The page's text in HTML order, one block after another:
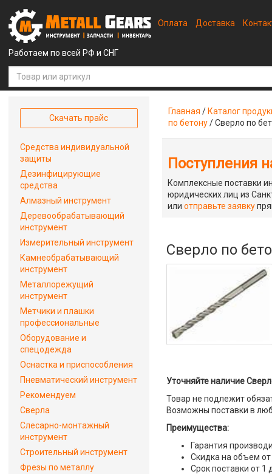
Работаем по всей РФ и СНГ
Оплата Доставка
Главная / Каталог
по бетону/Сверло по
Поступления
Комплексные поставки
юридических лиц из
илиотправьте заявку
Сверло по
Уточняйте наличие
Товар не подлежит
Возможны поставки в
Преимущества:
Гарантия
Скидка на объем от
Срок поставки от 1
Скачать прайс
Средства индивидуальной
защиты
Дезинфицирующие
средства
Алмазный инструмент
Деревообрабатывающий
инструмент
Измерительный инструмент
Камнеобрабатывающий
инструмент
Металлорежущий
инструмент
Метчики и плашки
профессиональные
Оборудование и
спецодежда
Оснастка и приспособления
Пневматический инструмент
Рекомендуем
Сверла
Слесарно-монтажный
инструмент
Строительный инструмент
Фрезы по металлу